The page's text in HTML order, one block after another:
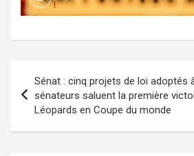
de
l’article
Sénat : cinq projets de loi adoptés
sénateurs saluent la première
Léopards en Coupe du monde